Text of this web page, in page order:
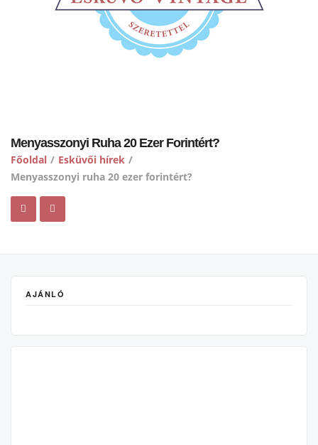
Menyasszonyi Ruha 20 Ezer Forintért?
Főoldal / Esküvői hírek /
Menyasszonyi ruha 20 ezer forintért?
AJÁNLÓ